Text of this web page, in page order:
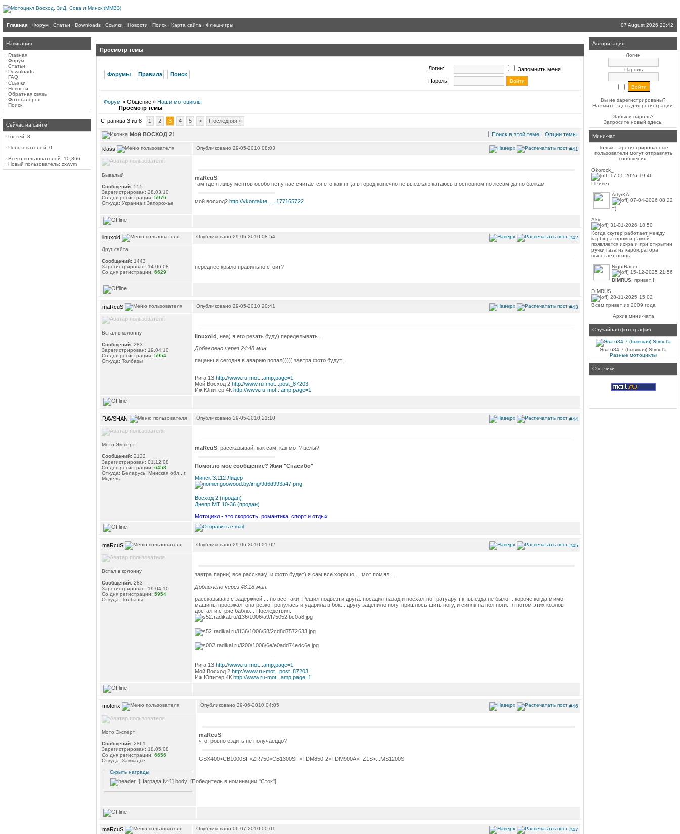
Главная · Форум · Статьи · Downloads · Ссылки · Новости · Поиск · Карта сайта · Флеш-игры 07 August 2026 22:42
Навигация
· Главная
· Форум
· Статьи
· Downloads
· FAQ
· Ссылки
· Новости
· Обратная связь
· Фотогалерея
· Поиск
Сейчас на сайте
· Гостей: 3
· Пользователей: 0
· Всего пользователей: 10,366
· Новый пользователь: zxwvm
Просмотр темы
Форумы Правила Поиск
Логин:
Запомнить меня
Пароль:
Форум » Общение » Наши мотоциклы
Просмотр темы
Страница 3 из 8 1 2 3 4 5 > Последняя »
Поиск в этой теме Опции темы
Мой ВОСХОД 2!
klass #41
Опубликовано 29-05-2010 08:03
Бывалый
Сообщений: 555
Зарегистрирован: 28.03.10
Со дня регистрации: 5976
Откуда: Украина,г.Запорожье
maRcuS
там где я живу ментов особо нет,у нас считается ето как пгт,а в город конечно не выезжаю,катаюсь в основном по лесам да по балкам
мой восход2 http://vkontakte...._177165722
linuxoid #42
Опубликовано 29-05-2010 08:54
Друг сайта
Сообщений: 1443
Зарегистрирован: 14.06.08
Со дня регистрации: 6629
переднее крыло правильно стоит?
maRcuS #43
Опубликовано 29-05-2010 20:41
Встал в колонну
Сообщений: 283
Зарегистрирован: 19.04.10
Со дня регистрации: 5954
Откуда: Толбазы
linuxoid , неа) я его резать буду) переделывать....
Добавлено через 24:48 мин.
пацаны я сегодня в аварию попал((((( завтра фото будут....
Рига 13 http://www.ru-mot...amp;page=1
Мой Восход 2 http://www.ru-mot...post_87203
Иж Юпитер 4К http://www.ru-mot...amp;page=1
RAVSHAN #44
Опубликовано 29-05-2010 21:10
Мото Эксперт
Сообщений: 2122
Зарегистрирован: 01.12.08
Со дня регистрации: 6458
Откуда: Беларусь, Минская обл., г.
Мядель
maRcuS , рассказывай, как сам, как мот? целы?
Помогло мое сообщение? Жми "Спасибо"
Минск 3.112 Лидер
Восход 2 (продан)
Днепр МТ 10-36 (продан)
Мотоцикл - это скорость, романтика, спорт и отдых
maRcuS #45
Опубликовано 29-06-2010 01:02
Встал в колонну
Сообщений: 283
Зарегистрирован: 19.04.10
Со дня регистрации: 5954
Откуда: Толбазы
завтра парни) все расскажу! и фото будет) я сам все хорошо.... мот помял...
Добавлено через 48:18 мин.
рассказываю с задержкой.... но все таки. Решил подвезти друга. посадил назад и поехал по тратуару т.к. выезда не было... короче когда мимо
машины проезжал, она резко тронулась и ударила в бок... другу зацепило ногу. пришлось шить ногу, и синяк на пол ноги...я потом этих козлов
достал и стряс бабло... Последствия:
Рига 13 http://www.ru-mot...amp;page=1
Мой Восход 2 http://www.ru-mot...post_87203
Иж Юпитер 4К http://www.ru-mot...amp;page=1
motorix #46
Опубликовано 29-06-2010 04:05
Мото Эксперт
Сообщений: 2861
Зарегистрирован: 18.05.08
Со дня регистрации: 6656
Откуда: Замкадье
Скрыть награды
maRcuS
что, ровно ездить не получаеццо?
GSX400>CB1000SF>ZR750>CB1300SF>TDM850-2>TDM900A>FZ1S>...MS1200S
maRcuS #47
Опубликовано 06-07-2010 00:01
Авторизация
Логин
Пароль
Вы не зарегистрированы?
Нажмите здесьдля регистрации.
Забыли пароль?
Запросите новый здесь.
Мини-чат
Только зарегистрированные
пользователи могут отправлять
сообщения.
Okorock_
17-05-2026 19:46
ПРивет
ArtyrKA
07-04-2026 08:22
=)
Akio
31-01-2026 18:50
Когда скутер работает между
карбюратором и рамой
появляется искра и при открытии
ручки газа из карбюратора
вылетает огонь
NightRacer
15-12-2025 21:56
DIMRUS , привет!!!
DIMRUS
28-11-2025 15:02
Всем привет из 2009 года
Архив мини-чата
Случайная фотография
Ява 634-7 (бывшая) Stimul'a
Разные мотоциклы
Счетчики